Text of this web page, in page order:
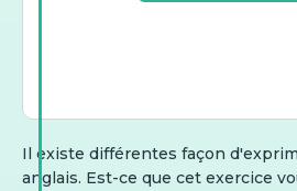
Il existe différentes façon
anglais. Est-ce que cet exercice